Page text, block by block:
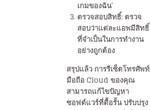
เกมของฉัน’
ตรวจสอบสิทธิ์: ตรวจ
สอบว่าแต่ละแอพมีสิทธิ์
ที่จำเป็นในการทำงาน
อย่างถูกต้อง
สรุปแล้ว การรีเซ็ตโทรศัพท์
มือถือ Cloud ของคุณ
สามารถแก้ไขปัญหา
ซอฟต์แวร์ที่ดื้อรั้น ปรับปรุง